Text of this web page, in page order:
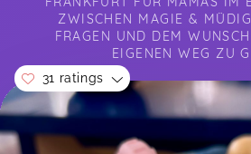
ZWISCHEN MAGIE &
FRAGEN UND DEM
EIGENEN WEG ZU
Soon you will learn more about
31 ratings
Wir hatten unseren ersten
Ute und es war wirklich super.